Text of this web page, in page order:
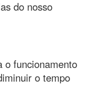
do nosso
o funcionamento
o tempo